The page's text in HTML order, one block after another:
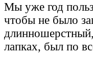
Мы уже год
чтобы не было
лапках, был по